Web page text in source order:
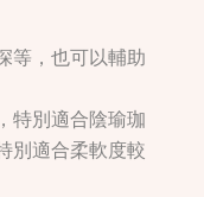
等，也可以輔助
特別適合陰瑜珈
別適合柔軟度較